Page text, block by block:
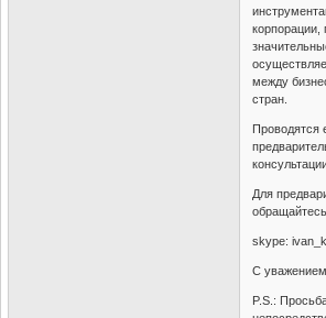
корпорации,
между
стран.
Проводятся
Для
skype:
С
P.S.: